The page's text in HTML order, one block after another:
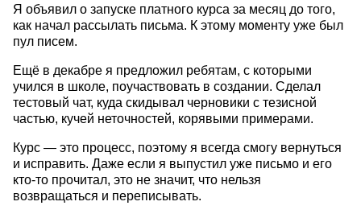
Я объявил о запуске платного курса за месяц до того,
как начал рассылать письма. К этому моменту уже был
пул писем.
Ещё в декабре я предложил ребятам, с которыми
учился в школе, поучаствовать в создании. Сделал
тестовый чат, куда скидывал черновики с тезисной
частью, кучей неточностей, корявыми примерами.
Курс — это процесс, поэтому я всегда смогу вернуться
и исправить. Даже если я выпустил уже письмо и его
кто-то прочитал, это не значит, что нельзя
возвращаться и переписывать.